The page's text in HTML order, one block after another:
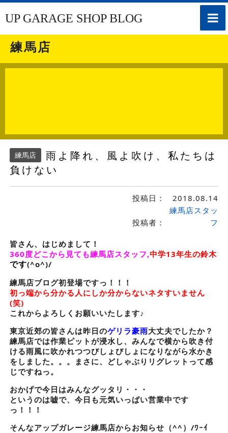
toggle
UP GARAGE SHOP BLOG
練馬店
練馬店
雨よ降れ、風よ吹け、私たちは
負けない
投稿日： 2018.08.14
投稿者：
練馬店スタッ
フ
皆さん、はじめまして！
360度どこから見ても練馬店スタッフ,中学13年生の鈴木
です(^o^)/
練馬店ブログ初登場ですっ！！！
初っ端から分かる人にしか分からないネタすいません
(笑)
これからよろしくお願いいたします♪
東京近郊の皆さんは昨日のゲリラ豪雨大丈夫でしたか？
練馬店では作業ピットが浸水し、みんなで横から吹き付
ける雨風に吹かれつつびしょびしょになりながら水かき
をしました。。。まさに、どしゃぶりリグレットって感
じですねっ。
おかげで今日はみんなグッタリ・・・
というのは嘘で、今日も元気いっぱい営業中です
っ！！！
そんなアップガレージ練馬店からお知らせ（^^）/ﾜｰｲ